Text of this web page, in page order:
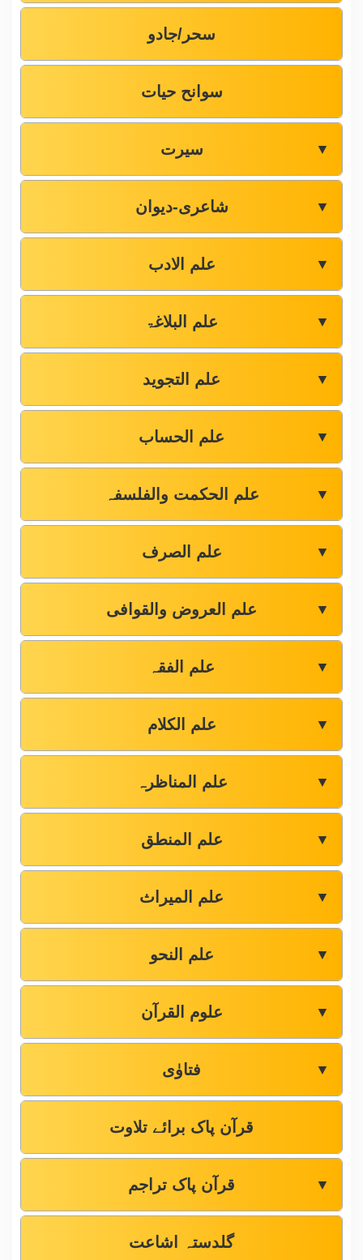
سحر/جادو
سوانح حیات
سیرت ▼
شاعری-دیوان ▼
علم الادب ▼
علم البلاغۃ ▼
علم التجوید ▼
علم الحساب ▼
علم الحکمت والفلسفہ ▼
علم الصرف ▼
علم العروض والقوافی ▼
علم الفقہ ▼
علم الکلام ▼
علم المناظرہ ▼
علم المنطق ▼
علم المیراث ▼
علم النحو ▼
علوم القرآن ▼
فتاوٰی ▼
قرآن پاک برائے تلاوت
قرآن پاک تراجم ▼
گلدستہ اشاعت